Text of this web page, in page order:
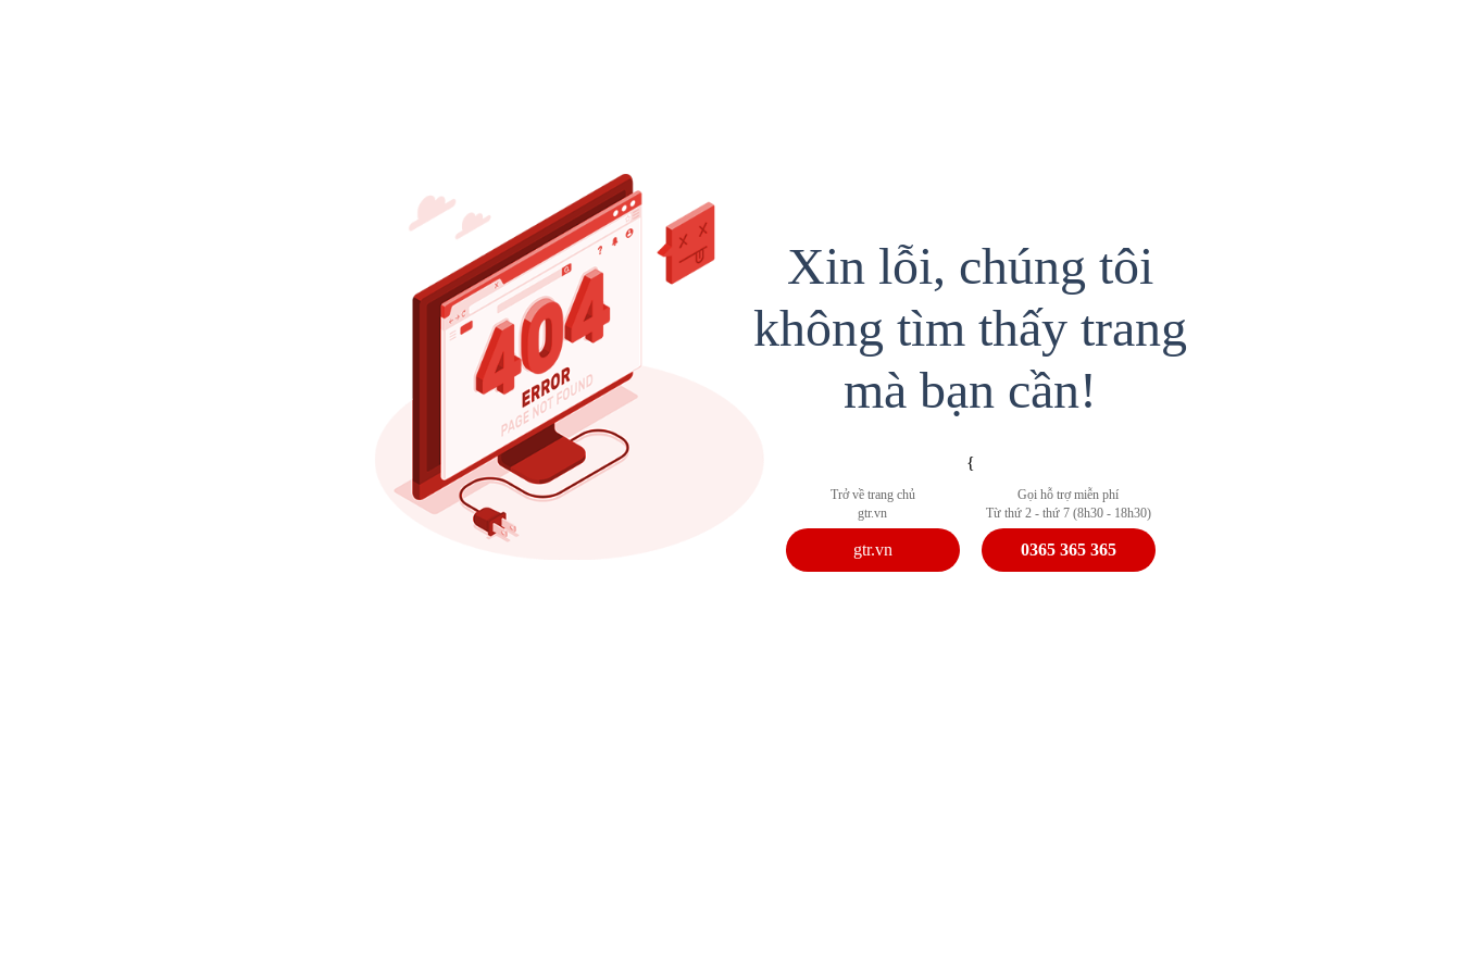
Xin lỗi, chúng tôi
không tìm thấy trang
mà bạn cần!
{
Trở về trang chủ
gtr.vn
gtr.vn
Gọi hỗ trợ miễn phí
Từ thứ 2 - thứ 7 (8h30 - 18h30)
0365 365 365